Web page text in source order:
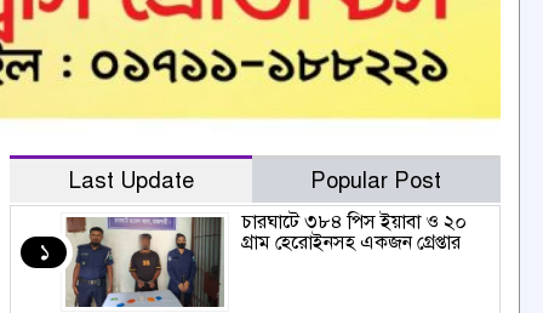
Last Update Popular Post
১
চারঘাটে ৩৮৪ পিস ইয়াবা ও ২০
গ্রাম হেরোইনসহ একজন গ্রেপ্তার